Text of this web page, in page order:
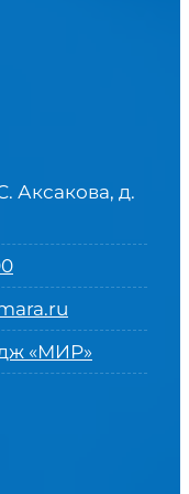
Аксакова, д.
«МИР»